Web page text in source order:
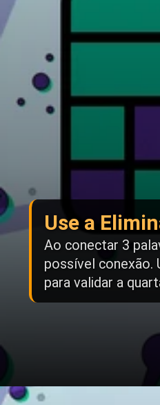
Use a
Ao conectar 3
possível conexão.
para validar a